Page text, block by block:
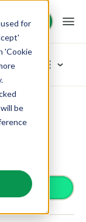
for
'Cookie
.
be
anfragen
anfragen
an